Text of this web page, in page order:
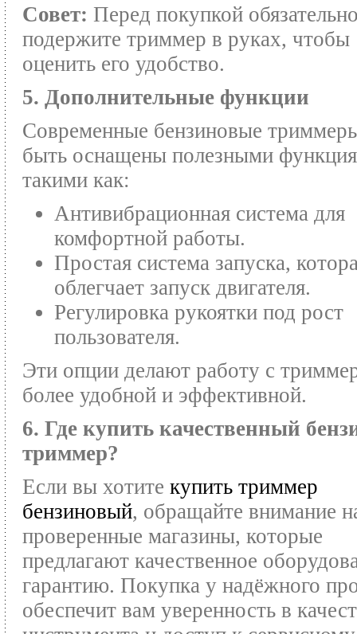
Совет: Перед покупкой
подержите триммер в руках, чтобы
оценить его удобство.
5. Дополнительные функции
Современные бензиновые
быть оснащены полезными
такими как:
Антивибрационная система для
комфортной работы.
Простая система запуска,
облегчает запуск двигателя.
Регулировка рукоятки под рост
пользователя.
Эти опции делают работу с
более удобной и эффективной.
6. Где купить качественный
триммер?
Если вы хотите купить триммер
бензиновый, обращайте внимание
проверенные магазины, которые
предлагают качественное
гарантию. Покупка у надёжного
обеспечит вам уверенность в